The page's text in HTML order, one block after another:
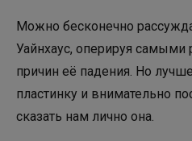
Можно бесконечно
Уайнхаус, оперируя
причин её падения. Но
пластинку и внимательно
сказать нам лично она.